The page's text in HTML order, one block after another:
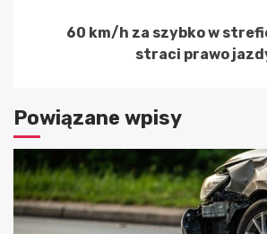
60 km/h za szybko w
straci prawo
Powiązane wpisy